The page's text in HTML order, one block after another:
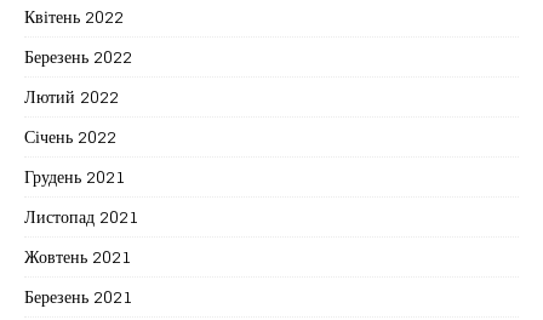
Квітень 2022
Березень 2022
Лютий 2022
Січень 2022
Грудень 2021
Листопад 2021
Жовтень 2021
Березень 2021